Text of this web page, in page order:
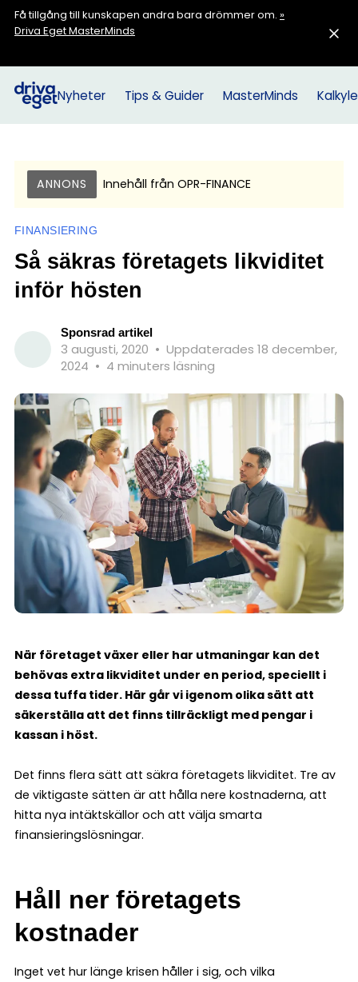
Få tillgång till kunskapen andra bara drömmer om. »
Driva Eget MasterMinds
Nyheter Tips & Guider MasterMinds
ANNONS Innehåll från OPR-FINANCE
FINANSIERING
Så säkras företagets likviditet
inför hösten
Sponsrad artikel
3 augusti, 2020 • Uppdaterades 18 december,
2024 • 4 minuters läsning
När företaget växer eller har utmaningar kan det
behövas extra likviditet under en period, speciellt i
dessa tuffa tider. Här går vi igenom olika sätt att
säkerställa att det finns tillräckligt med pengar i
kassan i höst.
Det finns flera sätt att säkra företagets likviditet. Tre av
de viktigaste sätten är att hålla nere kostnaderna, att
hitta nya intäktskällor och att välja smarta
finansieringslösningar.
Håll ner företagets
kostnader
Inget vet hur länge krisen håller i sig, och vilka